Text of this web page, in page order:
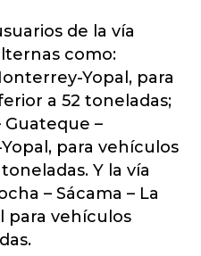
de la vía
como:
Yopal, para
a 52 toneladas;
Guateque –
para vehículos
Y la vía
– Sácama – La
para vehículos